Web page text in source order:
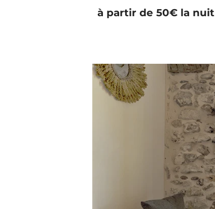
à partir de 50€ la nuit